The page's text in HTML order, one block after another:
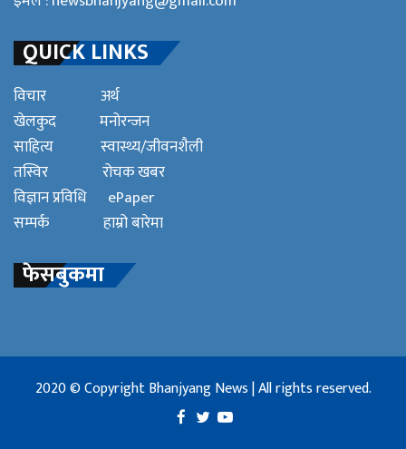
QUICK LINKS
विचार
अर्थ
खेलकुद
मनोरन्जन
साहित्य
स्वास्थ्य/जीवनशैली
तस्विर
रोचक खबर
विज्ञान प्रविधि
ePaper
सम्पर्क
हाम्रो बारेमा
फेसबुकमा
2020 © Copyright Bhanjyang News | All rights reserved.
Facebook
TwitterYouTube